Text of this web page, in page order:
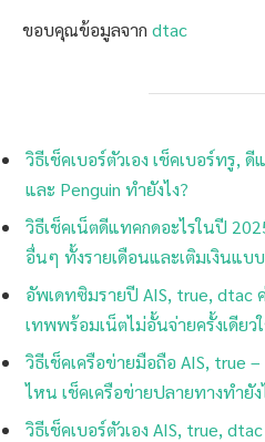
ขอบคุณข้อมูลจาก dtac
วิธีเช็คเบอร์ตัวเอง เช็คเบอร์ทรู,
และ Penguin ทำยังไง?
วิธีเช็คเน็ตดีแทคกดอะไรในปี
อื่นๆ ทั้งรายเดือนและเติมเงินแบ
อัพเดทซิมรายปี AIS, true, dtac
เทพพร้อมเน็ตไม่อั้นจ่ายครั้งเดียว
วิธีเช็คเครือข่ายมือถือ AIS, true
ไหน เช็คเครือข่ายปลายทางทำยัง
วิธีเช็คเบอร์ตัวเอง AIS, true,